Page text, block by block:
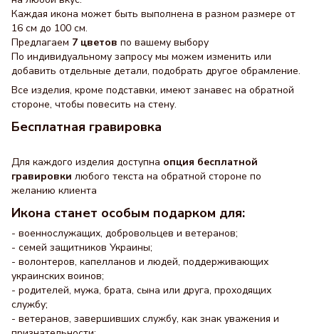
Каждая икона может быть выполнена в разном размере от
16 см до 100 см.
Предлагаем 7 цветов по вашему выбору
По индивидуальному запросу мы можем изменить или
добавить отдельные детали, подобрать другое обрамление.
Все изделия, кроме подставки, имеют занавес на обратной
стороне, чтобы повесить на стену.
Бесплатная гравировка
Для каждого изделия доступна опция бесплатной
гравировки любого текста на обратной стороне по
желанию клиента
Икона станет особым подарком для:
- военнослужащих, добровольцев и ветеранов;
- семей защитников Украины;
- волонтеров, капелланов и людей, поддерживающих
украинских воинов;
- родителей, мужа, брата, сына или друга, проходящих
службу;
- ветеранов, завершивших службу, как знак уважения и